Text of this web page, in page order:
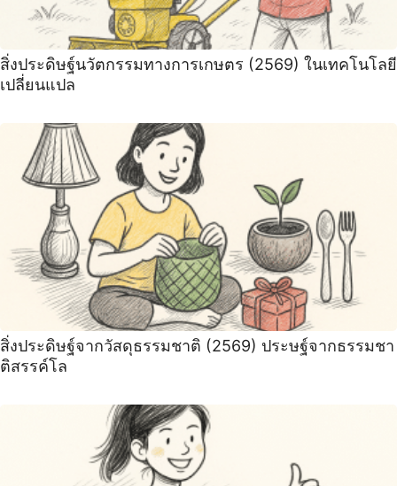
สิ่งประดิษฐ์นวัตกรรมทางการเกษตร (2569) ในเทคโนโลยี
เปลี่ยนแปล
สิ่งประดิษฐ์จากวัสดุธรรมชาติ (2569) ประษฐ์จากธรรมชา
ติสรรค์โล